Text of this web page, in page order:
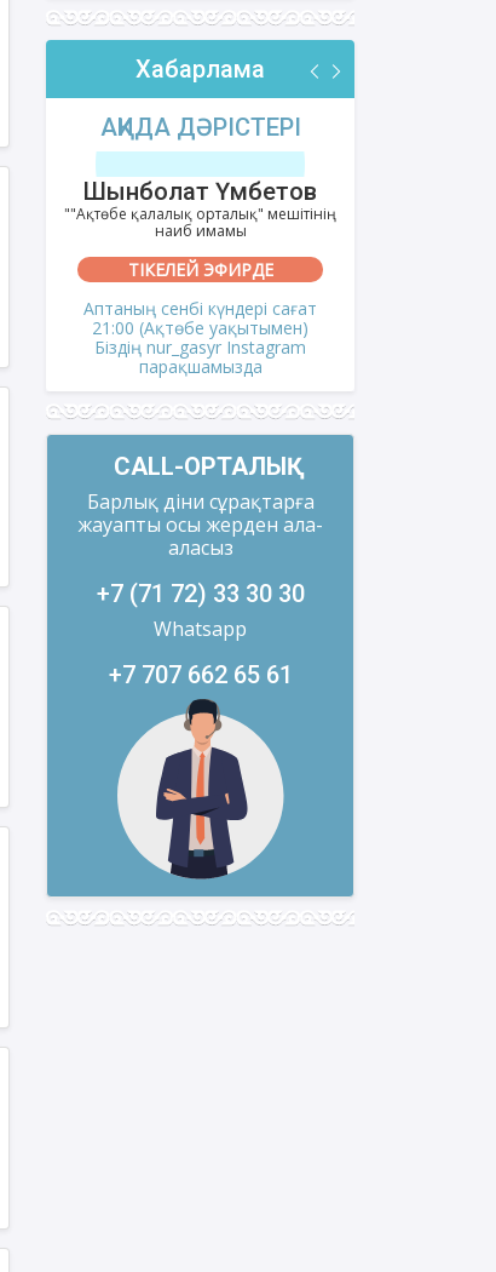
Хабарлама
АҚИДА ДӘРІСТЕРІ
Шынболат Үмбетов
""Ақтөбе қалалық орталық" мешітінің
наиб имамы
ТІКЕЛЕЙ ЭФИРДЕ
Аптаның сенбі күндері сағат
21:00 (Ақтөбе уақытымен)
Біздің nur_gasyr Instagram
парақшамызда
CALL-ОРТАЛЫҚ
Барлық діни сұрақтарға
жауапты осы жерден ала-
аласыз
+7 (71 72) 33 30 30
Whatsapp
+7 707 662 65 61